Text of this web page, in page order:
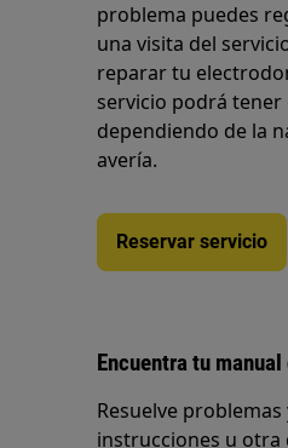
problema puedes
una visita del
reparar tu
servicio podrá tener
dependiendo de la
avería.
Reservar servicio
Encuentra tu
Resuelve problemas
instrucciones u otra